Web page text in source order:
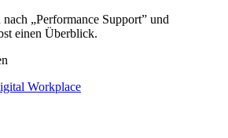
„Performance Support” und
einen Überblick.
Workplace